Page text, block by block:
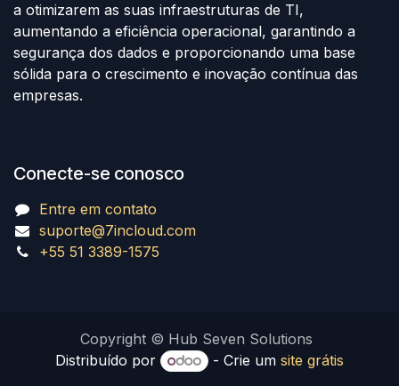
a otimizarem as suas infraestruturas de TI,
aumentando a eficiência operacional, garantindo a
segurança dos dados e proporcionando uma base
sólida para o crescimento e inovação contínua das
empresas.
Conecte-se conosco
Entre em contato
suporte@7incloud.com
+55 51 3389-1575
Copyright © Hub Seven Solutions
Distribuído por
- Crie umsite grátis